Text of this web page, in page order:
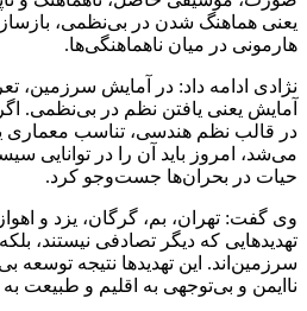
یعنی هماهنگ شدن در بی‌نظمی،
هارمونی در میان ناهماهنگی‌ها.
نژادی ادامه داد: در آمایش سرزمین،
آمایش یعنی یافتن نظم در بی‌نظمی.
در قالب نظم هندسی، تناسب معماری
می‌شد، امروز باید آن را در توانایی
حیات در بحران‌ها جست‌وجو کرد.
وی گفت: تهران، بم، گرگان، یزد و
تهدیدهایی که دیگر تصادفی نیستند،
سرزمین‌اند. این تهدیدها نتیجه
ناایمن و بی‌توجهی به اقلیم و طبیعت